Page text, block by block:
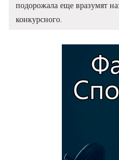
подорожала еще вразумят
конкурсного.